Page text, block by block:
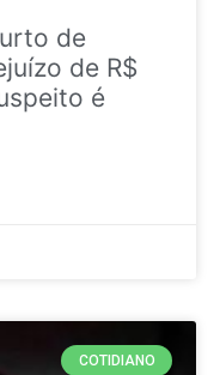
de
de R$
é
COTIDIANO